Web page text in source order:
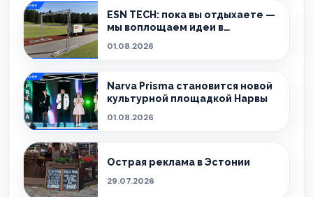
ESN TECH: пока вы отдыхаете —
мы воплощаем идеи в
01.08.2026
Narva Prisma становится новой
культурной площадкой Нарвы
01.08.2026
Острая реклама в Эстонии
29.07.2026